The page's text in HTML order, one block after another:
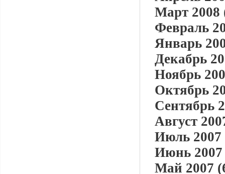
Март 2008
Февраль
Январь
Декабрь
Ноябрь
Октябрь
Сентябрь
Август
Июль 2007
Июнь 2007
Май 2007